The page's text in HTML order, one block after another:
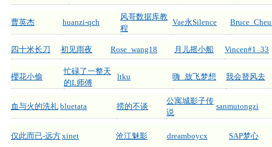
曹英杰 huanzi-qch
风哥数据库教
程
Vae永Silence
四十米长刀 初见雨夜 Rose_wang18 月儿摇小船 Vincen#1_33
櫻花小偷
忙碌了一整天
的L师傅
ltku 嗨_放飞梦想 我会替风去
血与火的洗礼 bluetata 捞的不谈
公寓城影子传
说
sanmutongzi
仅此而已-远方xinet 沧江魅影 dreamboycx SAP梦心